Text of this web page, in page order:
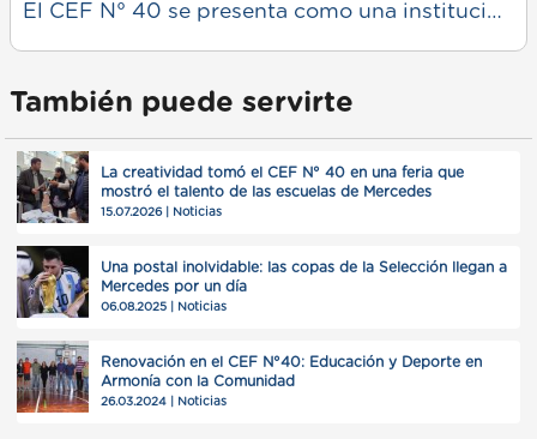
El CEF N° 40 se presenta como una institución consolidada y muy valorada por la comunidad de Mercedes, con una calificación general sobresaliente de 4.6 estrellas basada en más de 300 opiniones. Se trata de un centro deportivo público orientado a la formación, la recreación y la competencia en diversas disciplinas deportivas.
También puede servirte
La creatividad tomó el CEF N° 40 en una feria que
mostró el talento de las escuelas de Mercedes
15.07.2026 | Noticias
Una postal inolvidable: las copas de la Selección llegan a
Mercedes por un día
06.08.2025 | Noticias
Renovación en el CEF N°40: Educación y Deporte en
Armonía con la Comunidad
26.03.2024 | Noticias